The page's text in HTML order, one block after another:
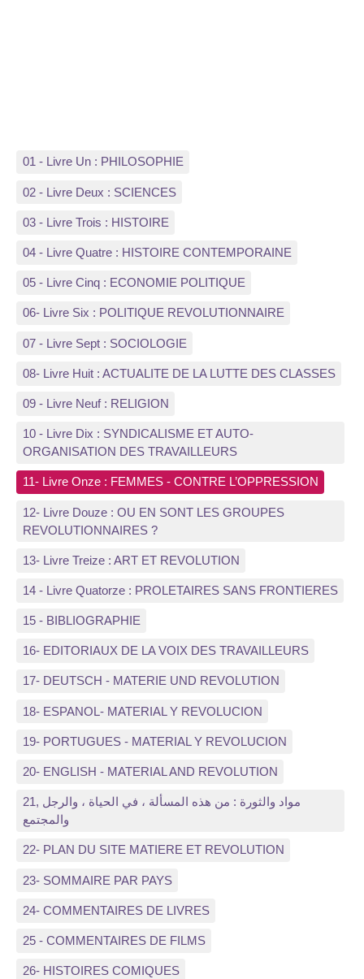
01 - Livre Un : PHILOSOPHIE
02 - Livre Deux : SCIENCES
03 - Livre Trois : HISTOIRE
04 - Livre Quatre : HISTOIRE CONTEMPORAINE
05 - Livre Cinq : ECONOMIE POLITIQUE
06- Livre Six : POLITIQUE REVOLUTIONNAIRE
07 - Livre Sept : SOCIOLOGIE
08- Livre Huit : ACTUALITE DE LA LUTTE DES CLASSES
09 - Livre Neuf : RELIGION
10 - Livre Dix : SYNDICALISME ET AUTO-
ORGANISATION DES TRAVAILLEURS
11- Livre Onze : FEMMES - CONTRE L’OPPRESSION
12- Livre Douze : OU EN SONT LES GROUPES
REVOLUTIONNAIRES ?
13- Livre Treize : ART ET REVOLUTION
14 - Livre Quatorze : PROLETAIRES SANS FRONTIERES
15 - BIBLIOGRAPHIE
16- EDITORIAUX DE LA VOIX DES TRAVAILLEURS
17- DEUTSCH - MATERIE UND REVOLUTION
18- ESPANOL- MATERIAL Y REVOLUCION
19- PORTUGUES - MATERIAL Y REVOLUCION
20- ENGLISH - MATERIAL AND REVOLUTION
21, مواد والثورة : من هذه المسألة ، في الحياة ، والرجل
والمجتمع
22- PLAN DU SITE MATIERE ET REVOLUTION
23- SOMMAIRE PAR PAYS
24- COMMENTAIRES DE LIVRES
25 - COMMENTAIRES DE FILMS
26- HISTOIRES COMIQUES